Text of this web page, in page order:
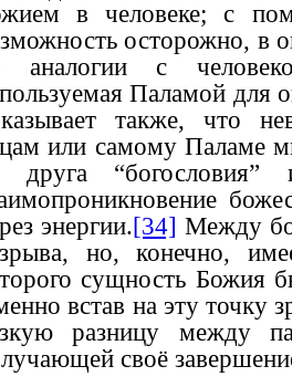
в человеке; с
осторожно, в
аналогии с
Паламой для
также, что
или самому Паламе
друга
энергии.[34] Между
но, конечно,
сущность Божия
встав на эту точку
разницу между
своё